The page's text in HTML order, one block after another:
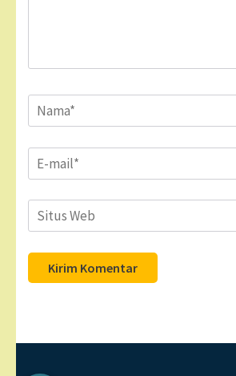
Name*
Email*
Situs
Web